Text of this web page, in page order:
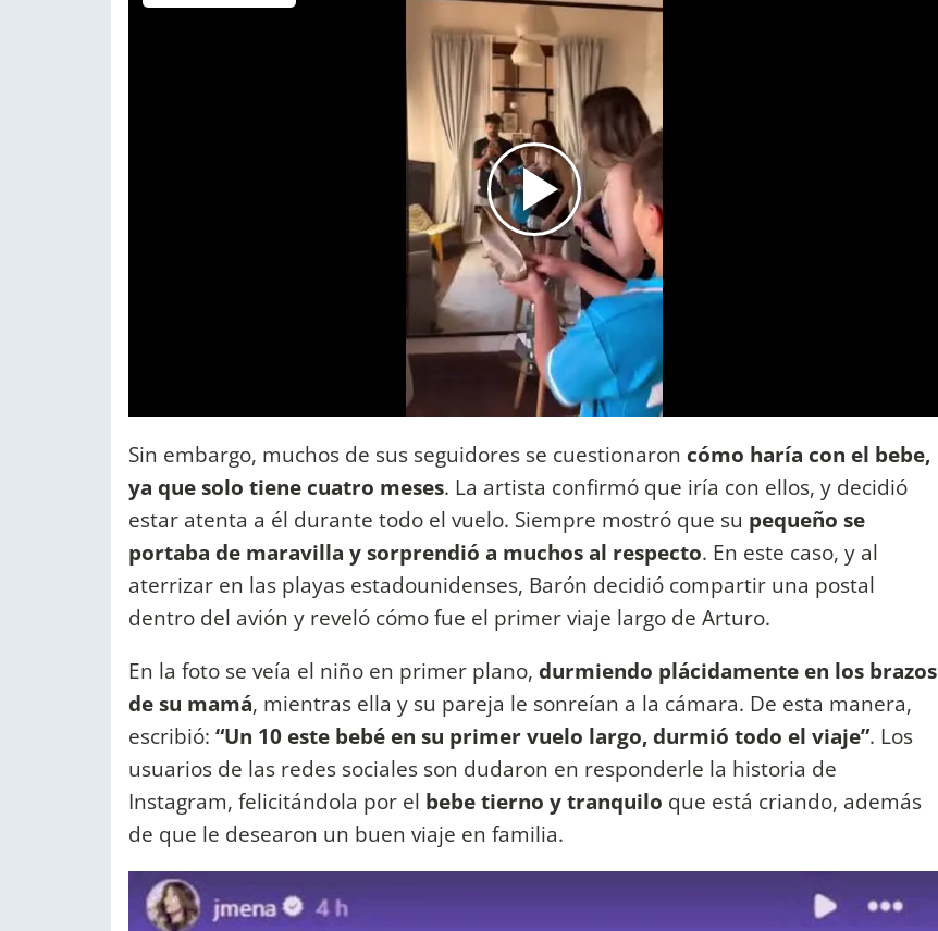
Sin embargo, muchos de sus seguidores se cuestionaron cómo haría con el bebe,
ya que solo tiene cuatro meses. La artista confirmó que iría con ellos, y decidió
estar atenta a él durante todo el vuelo. Siempre mostró que su pequeño se
portaba de maravilla y sorprendió a muchos al respecto. En este caso, y al
aterrizar en las playas estadounidenses, Barón decidió compartir una postal
dentro del avión y reveló cómo fue el primer viaje largo de Arturo.
En la foto se veía el niño en primer plano, durmiendo plácidamente en los brazos
de su mamá, mientras ella y su pareja le sonreían a la cámara. De esta manera,
escribió: “Un 10 este bebé en su primer vuelo largo, durmió todo el viaje”. Los
usuarios de las redes sociales son dudaron en responderle la historia de
Instagram, felicitándola por el bebe tierno y tranquilo que está criando, además
de que le desearon un buen viaje en familia.